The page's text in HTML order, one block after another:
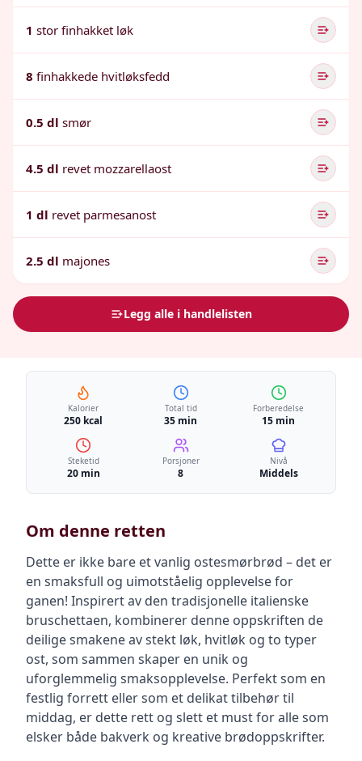
1 stor finhakket løk
8 finhakkede hvitløksfedd
0.5 dl smør
4.5 dl revet mozzarellaost
1 dl revet parmesanost
2.5 dl majones
Legg alle i handlelisten
Kalorier
250 kcal
Total tid
35 min
Forberedelse
15 min
Steketid
20 min
Porsjoner
8
Nivå
Middels
Om denne retten
Dette er ikke bare et vanlig ostesmørbrød – det er
en smaksfull og uimotståelig opplevelse for
ganen! Inspirert av den tradisjonelle italienske
bruschettaen, kombinerer denne oppskriften de
deilige smakene av stekt løk, hvitløk og to typer
ost, som sammen skaper en unik og
uforglemmelig smaksopplevelse. Perfekt som en
festlig forrett eller som et delikat tilbehør til
middag, er dette rett og slett et must for alle som
elsker både bakverk og kreative brødoppskrifter.